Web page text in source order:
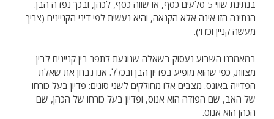
בנתינת שווי 5 סלעים כסף, או שווה כסף, לכהן, ובכך נפדה הבן.
הנתינה הזו אינה אלא הקנאה, והיא נעשית לפי דיני הקניינים (צריך
מעשה קניין וכדו').
במאמרנו השבוע נעסוק בשאלה שנוגעת לתפר בין קניינים לבין
מצוות, כפי שהוא מופיע בפדיון הבן ובכלל. אנו נבחן את שאלת
הפדייה באונס. מצבים אלו מחולקים לשני סוגים: פדיון בעל כורחו
של האב, שם הפודה הוא אנוס, ופדיון בעל כורחו של הכהן, שם
הכהן הוא אנוס.